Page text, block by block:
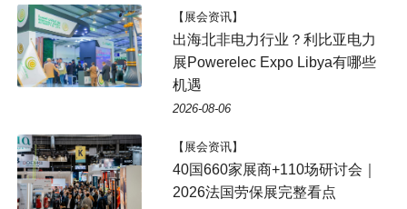
【展会资讯】
出海北非电力行业？利比亚电力
展Powerelec Expo Libya有哪些
机遇
2026-08-06
【展会资讯】
40国660家展商+110场研讨会｜
2026法国劳保展完整看点